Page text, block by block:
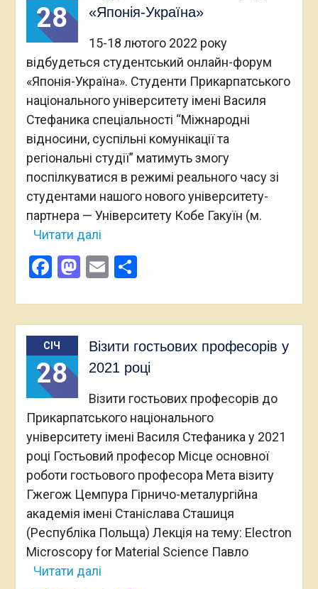
28
«Японія-Україна»
15-18 лютого 2022 року
відбудеться студентський онлайн-форум
«Японія-Україна». Студенти Прикарпатського
національного університету імені Василя
Стефаника спеціальності “Міжнародні
відносини, суспільні комунікації та
регіональні студії” матимуть змогу
поспілкуватися в режимі реального часу зі
студентами нашого нового університету-
партнера — Університету Кобе Гакуїн (м.
Читати далі
Facebook
Mastodon
EmailПоділитися
СІЧ
28
Візити гостьових професорів у
2021 році
Візити гостьових професорів до
Прикарпатського національного
університету імені Василя Стефаника у 2021
році Гостьовий професор Місце основної
роботи гостьового професора Мета візиту
Гжегож Цемпура Гірничо-металургійна
академія імені Станіслава Сташиця
(Республіка Польща) Лекція на тему: Electron
Microscopy for Material Science Павло
Читати далі